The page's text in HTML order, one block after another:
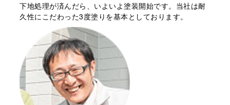
下地処理が済んだら、いよいよ塗装開始です。当社は耐
久性にこだわった3度塗りを基本としております。